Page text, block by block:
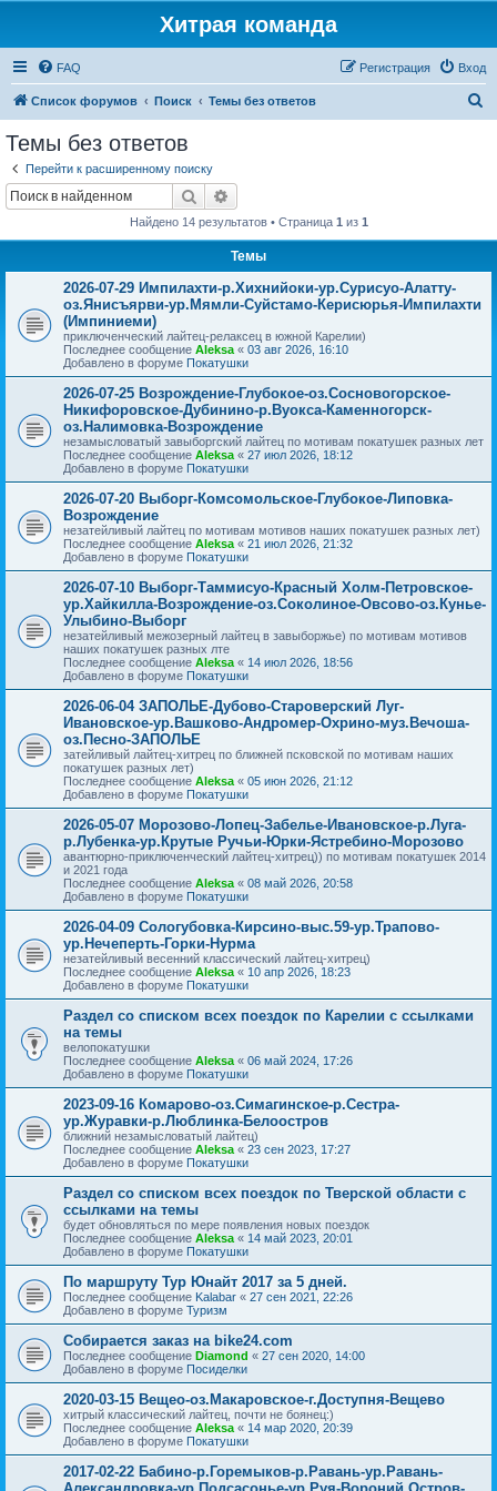
Хитрая команда
FAQ Вход
Регистрация
Список форумов Поиск Темы без ответов
Темы без ответов
Перейти к расширенному поиску
Поиск
Найдено 14 результатов • Страница 1 из 1
Темы
2026-07-29 Импилахти-р.Хихнийоки-ур.Сурисуо-Алатту-
оз.Янисъярви-ур.Мямли-Суйстамо-Керисюрья-Импилахти
(Импиниеми)
приключенческий лайтец-релаксец в южной Карелии)
Последнее сообщение Aleksa « 03 авг 2026, 16:10
Добавлено в форуме Покатушки
2026-07-25 Возрождение-Глубокое-оз.Сосновогорское-
Никифоровское-Дубинино-р.Вуокса-Каменногорск-
оз.Налимовка-Возрождение
незамысловатый завыборгский лайтец по мотивам покатушек разных лет
Последнее сообщение Aleksa « 27 июл 2026, 18:12
Добавлено в форуме Покатушки
2026-07-20 Выборг-Комсомольское-Глубокое-Липовка-
Возрождение
незатейливый лайтец по мотивам мотивов наших покатушек разных лет)
Последнее сообщение Aleksa « 21 июл 2026, 21:32
Добавлено в форуме Покатушки
2026-07-10 Выборг-Таммисуо-Красный Холм-Петровское-
ур.Хайкилла-Возрождение-оз.Соколиное-Овсово-оз.Кунье-
Улыбино-Выборг
незатейливый межозерный лайтец в завыборжье) по мотивам мотивов
наших покатушек разных лте
Последнее сообщение Aleksa « 14 июл 2026, 18:56
Добавлено в форуме Покатушки
2026-06-04 ЗАПОЛЬЕ-Дубово-Староверский Луг-
Ивановское-ур.Вашково-Андромер-Охрино-муз.Вечоша-
оз.Песно-ЗАПОЛЬЕ
затейливый лайтец-хитрец по ближней псковской по мотивам наших
покатушек разных лет)
Последнее сообщение Aleksa « 05 июн 2026, 21:12
Добавлено в форуме Покатушки
2026-05-07 Морозово-Лопец-Забелье-Ивановское-р.Луга-
р.Лубенка-ур.Крутые Ручьи-Юрки-Ястребино-Морозово
авантюрно-приключенческий лайтец-хитрец)) по мотивам покатушек 2014
и 2021 года
Последнее сообщение Aleksa « 08 май 2026, 20:58
Добавлено в форуме Покатушки
2026-04-09 Сологубовка-Кирсино-выс.59-ур.Трапово-
ур.Нечеперть-Горки-Нурма
незатейливый весенний классический лайтец-хитрец)
Последнее сообщение Aleksa « 10 апр 2026, 18:23
Добавлено в форуме Покатушки
Раздел со списком всех поездок по Карелии с ссылками
на темы
велопокатушки
Последнее сообщение Aleksa « 06 май 2024, 17:26
Добавлено в форуме Покатушки
2023-09-16 Комарово-оз.Симагинское-р.Сестра-
ур.Журавки-р.Люблинка-Белоостров
ближний незамысловатый лайтец)
Последнее сообщение Aleksa « 23 сен 2023, 17:27
Добавлено в форуме Покатушки
Раздел со списком всех поездок по Тверской области с
ссылками на темы
будет обновляться по мере появления новых поездок
Последнее сообщение Aleksa « 14 май 2023, 20:01
Добавлено в форуме Покатушки
По маршруту Тур Юнайт 2017 за 5 дней.
Последнее сообщение Kalabar « 27 сен 2021, 22:26
Добавлено в форуме Туризм
Собирается заказ на bike24.com
Последнее сообщение Diamond « 27 сен 2020, 14:00
Добавлено в форуме Посиделки
2020-03-15 Вещео-оз.Макаровское-г.Доступня-Вещево
хитрый классический лайтец, почти не боянец:)
Последнее сообщение Aleksa « 14 мар 2020, 20:39
Добавлено в форуме Покатушки
2017-02-22 Бабино-р.Горемыков-р.Равань-ур.Равань-
Александровка-ур.Подсасонье-ур.Руя-Вороний Остров-